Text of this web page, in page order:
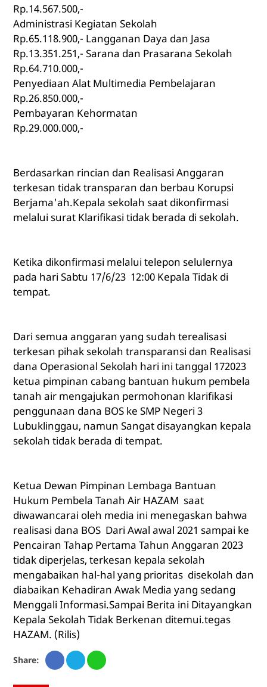
Rp.14.567.500,-
Administrasi Kegiatan Sekolah
Rp.65.118.900,- Langganan Daya dan Jasa
Rp.13.351.251,- Sarana dan Prasarana Sekolah
Rp.64.710.000,-
Penyediaan Alat Multimedia Pembelajaran
Rp.26.850.000,-
Pembayaran Kehormatan
Rp.29.000.000,-
Berdasarkan rincian dan Realisasi Anggaran
terkesan tidak transparan dan berbau Korupsi
Berjama'ah.Kepala sekolah saat dikonfirmasi
melalui surat Klarifikasi tidak berada di sekolah.
Ketika dikonfirmasi melalui telepon selulernya
pada hari Sabtu 17/6/23 12:00 Kepala Tidak di
tempat.
Dari semua anggaran yang sudah terealisasi
terkesan pihak sekolah transparansi dan Realisasi
dana Operasional Sekolah hari ini tanggal 172023
ketua pimpinan cabang bantuan hukum pembela
tanah air mengajukan permohonan klarifikasi
penggunaan dana BOS ke SMP Negeri 3
Lubuklinggau, namun Sangat disayangkan kepala
sekolah tidak berada di tempat.
Ketua Dewan Pimpinan Lembaga Bantuan
Hukum Pembela Tanah Air HAZAM saat
diwawancarai oleh media ini menegaskan bahwa
realisasi dana BOS Dari Awal awal 2021 sampai ke
Pencairan Tahap Pertama Tahun Anggaran 2023
tidak diperjelas, terkesan kepala sekolah
mengabaikan hal-hal yang prioritas disekolah dan
diabaikan Kehadiran Awak Media yang sedang
Menggali Informasi.Sampai Berita ini Ditayangkan
Kepala Sekolah Tidak Berkenan ditemui.tegas
HAZAM. (Rilis)
Share: